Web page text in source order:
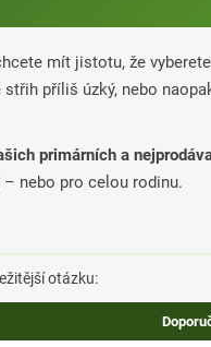
mít jistotu, že
příliš úzký, nebo
primárních a
nebo pro celou rodinu.
otázku: